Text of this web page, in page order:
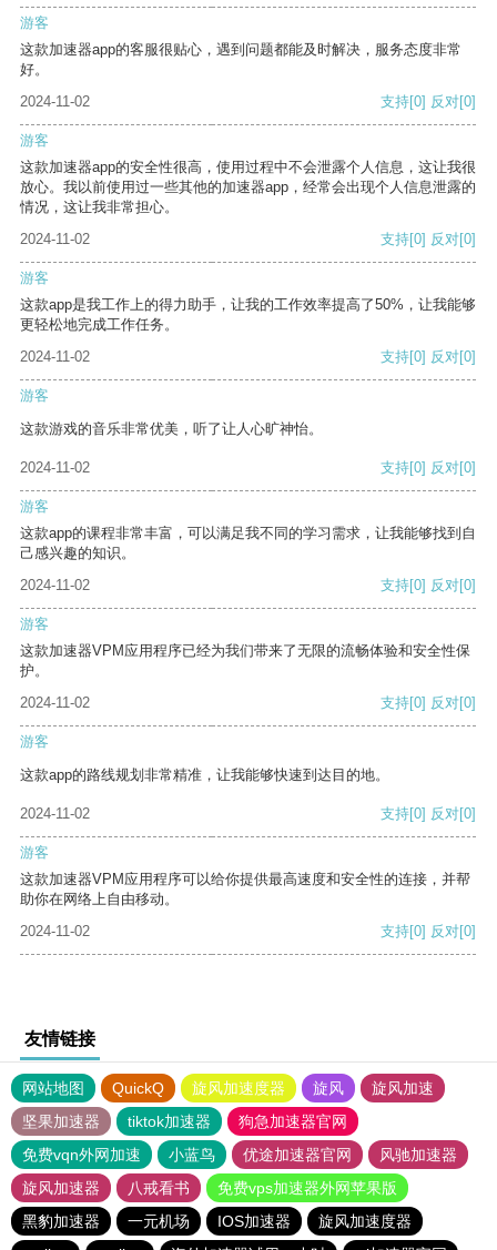
游客
这款加速器app的客服很贴心，遇到问题都能及时解决，服务态度非常
好。
2024-11-02
支持[0] 反对[0]
游客
这款加速器app的安全性很高，使用过程中不会泄露个人信息，这让我很
放心。我以前使用过一些其他的加速器app，经常会出现个人信息泄露的
情况，这让我非常担心。
2024-11-02
支持[0] 反对[0]
游客
这款app是我工作上的得力助手，让我的工作效率提高了50%，让我能够
更轻松地完成工作任务。
2024-11-02
支持[0] 反对[0]
游客
这款游戏的音乐非常优美，听了让人心旷神怡。
2024-11-02 支持[0] 反对[0]
游客
这款app的课程非常丰富，可以满足我不同的学习需求，让我能够找到自
己感兴趣的知识。
2024-11-02
支持[0] 反对[0]
游客
这款加速器VPM应用程序已经为我们带来了无限的流畅体验和安全性保
护。
2024-11-02
支持[0] 反对[0]
游客
这款app的路线规划非常精准，让我能够快速到达目的地。
2024-11-02 支持[0] 反对[0]
游客
这款加速器VPM应用程序可以给你提供最高速度和安全性的连接，并帮
助你在网络上自由移动。
2024-11-02
支持[0] 反对[0]
友情链接
网站地图 QuickQ 旋风加速度器 旋风
旋风加速
坚果加速器
tiktok加速器
狗急加速器官网
免费vqn外网加速
小蓝鸟 优途加速器官网
风驰加速器
旋风加速器
八戒看书
免费vps加速器外网苹果版
黑豹加速器
一元机场 IOS加速器
旋风加速度器